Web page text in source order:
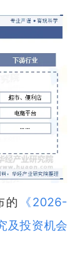
的 《2026-
及投资机会